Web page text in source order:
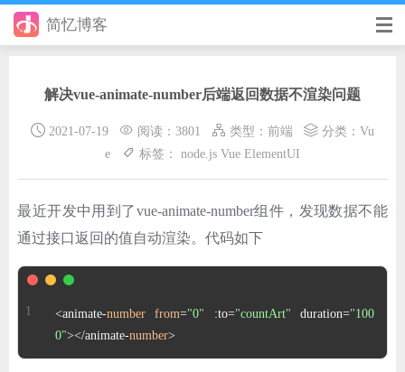
简忆博客
手册
日记
其它
在线工具
优秀个人博客
解决vue-animate-number后端返回数据不渲染问题
2021-07-19 阅读：3801 类型： 前端 分类： Vu
e
标签： node.js Vue ElementUI
最近开发中用到了vue-animate-number组件，发现数据不能
通过接口返回的值自动渲染。代码如下
<animate-number from="0" :to="countArt" duration="100
0"></animate-number>